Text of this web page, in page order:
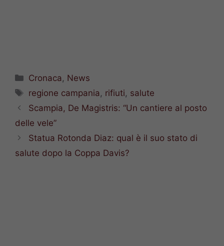
Categorie
Cronaca, News
Tag
regione campania, rifiuti, salute
Scampia, De Magistris: “Un cantiere al posto
delle vele”
Statua Rotonda Diaz: qual è il suo stato di
salute dopo la Coppa Davis?